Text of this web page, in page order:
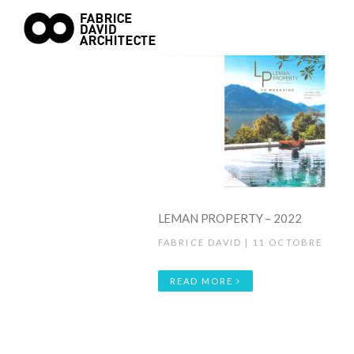
LEMAN PROPERTY – 2022
FABRICE DAVID | 11 OCTOBRE
READ MORE